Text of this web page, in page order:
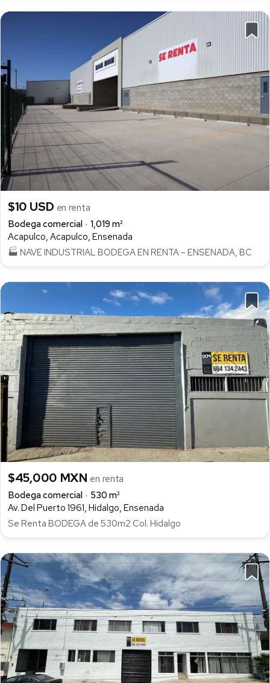
$10 USD en renta
Bodega comercial
1,019 m²
Acapulco, Acapulco, Ensenada
🏭 NAVE INDUSTRIAL BODEGA EN RENTA – ENSENADA, BC
$45,000 MXN en renta
Bodega comercial
530 m²
Av. Del Puerto 1961, Hidalgo, Ensenada
Se Renta BODEGA de 530m2 Col. Hidalgo